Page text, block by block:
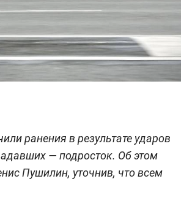
ранения в результате ударов
— подросток. Об этом
Пушилин, уточнив, что всем